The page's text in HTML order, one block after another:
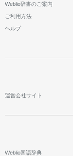
Weblio辞書のご案内
ご利用方法
ヘルプ
運営会社サイト
Weblio国語辞典